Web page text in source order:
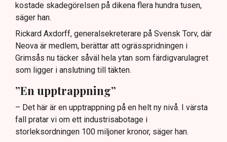
kostade skadegörelsen på dikena flera hundra tusen,
säger han.
Rickard Axdorff, generalsekreterare på Svensk Torv, där
Neova är medlem, berättar att ogrässpridningen i
Grimsås nu täcker såväl hela ytan som färdigvarulagret
som ligger i anslutning till täkten.
”En upptrappning”
– Det här är en upptrappning på en helt ny nivå. I värsta
fall pratar vi om ett industrisabotage i
storleksordningen 100 miljoner kronor, säger han.